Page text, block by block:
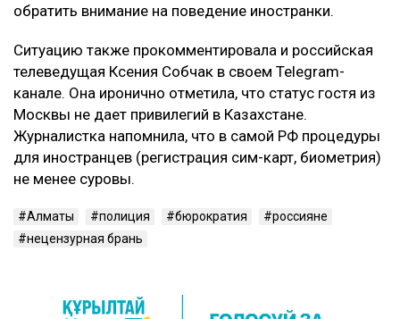
обратить внимание на поведение иностранки.
Ситуацию также прокомментировала и российская
телеведущая Ксения Собчак в своем Telegram-
канале. Она иронично отметила, что статус гостя из
Москвы не дает привилегий в Казахстане.
Журналистка напомнила, что в самой РФ процедуры
для иностранцев (регистрация сим-карт, биометрия)
не менее суровы.
Алматы полиция бюрократия
россияне
нецензурная брань